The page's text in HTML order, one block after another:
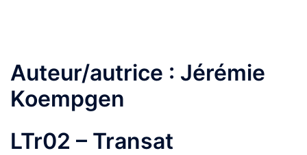
Auteur/autrice : Jérémie
Koempgen
LTr02 – Transat